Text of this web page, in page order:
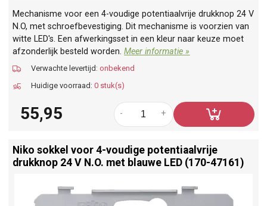
Mechanisme voor een 4-voudige potentiaalvrije drukknop 24 V
N.O, met schroefbevestiging. Dit mechanisme is voorzien van
witte LED's. Een afwerkingsset in een kleur naar keuze moet
afzonderlijk besteld worden.Meer informatie »
Verwachte levertijd: onbekend
Huidige voorraad: 0 stuk(s)
55,95 +
-
Niko sokkel voor 4-voudige potentiaalvrije
drukknop 24 V N.O. met blauwe LED (170-47161)